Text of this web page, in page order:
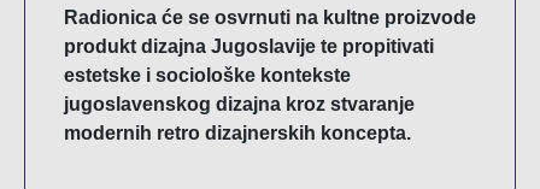
Radionica će se osvrnuti na kultne proizvode
produkt dizajna Jugoslavije te propitivati
estetske i sociološke kontekste
jugoslavenskog dizajna kroz stvaranje
modernih retro dizajnerskih koncepta.